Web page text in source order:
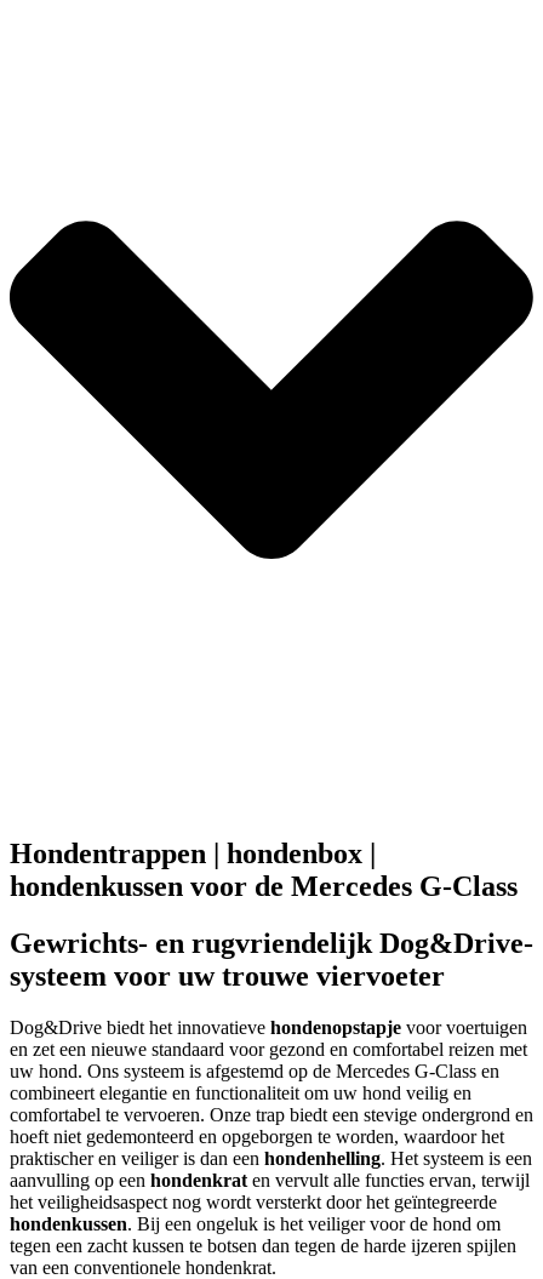
Hondentrappen | hondenbox |
hondenkussen voor de Mercedes G-Class
Gewrichts- en rugvriendelijk Dog&Drive-
systeem voor uw trouwe viervoeter
Dog&Drive biedt het innovatieve hondenopstapje voor voertuigen
en zet een nieuwe standaard voor gezond en comfortabel reizen met
uw hond. Ons systeem is afgestemd op de Mercedes G-Class en
combineert elegantie en functionaliteit om uw hond veilig en
comfortabel te vervoeren. Onze trap biedt een stevige ondergrond en
hoeft niet gedemonteerd en opgeborgen te worden, waardoor het
praktischer en veiliger is dan een hondenhelling. Het systeem is een
aanvulling op een hondenkrat en vervult alle functies ervan, terwijl
het veiligheidsaspect nog wordt versterkt door het geïntegreerde
hondenkussen. Bij een ongeluk is het veiliger voor de hond om
tegen een zacht kussen te botsen dan tegen de harde ijzeren spijlen
van een conventionele hondenkrat.